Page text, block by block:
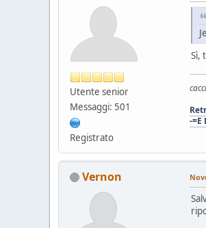
Utente senior
Messaggi: 501
Registrato
Sì,
-=E
Vernon